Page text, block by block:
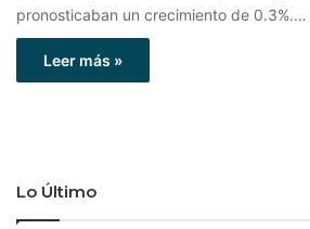
pronosticaban un crecimiento de 0.3%.…
Leer más »
Lo Último